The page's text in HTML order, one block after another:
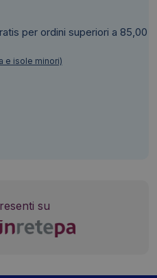
per ordini superiori a 85,00
e isole minori)
su